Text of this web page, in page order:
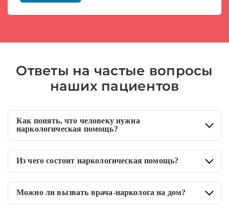
Ответы на частые вопросы
наших пациентов
Как понять, что человеку нужна
наркологическая помощь?
Запой, тяжелая абстиненция, психические расстройства,
алкоголизма человек может сам бросить пить, то по мере
Из чего состоит наркологическая помощь?
Стандартно в рамках наркологической помощи проводится
Можно ли вызвать врача-нарколога на дом?